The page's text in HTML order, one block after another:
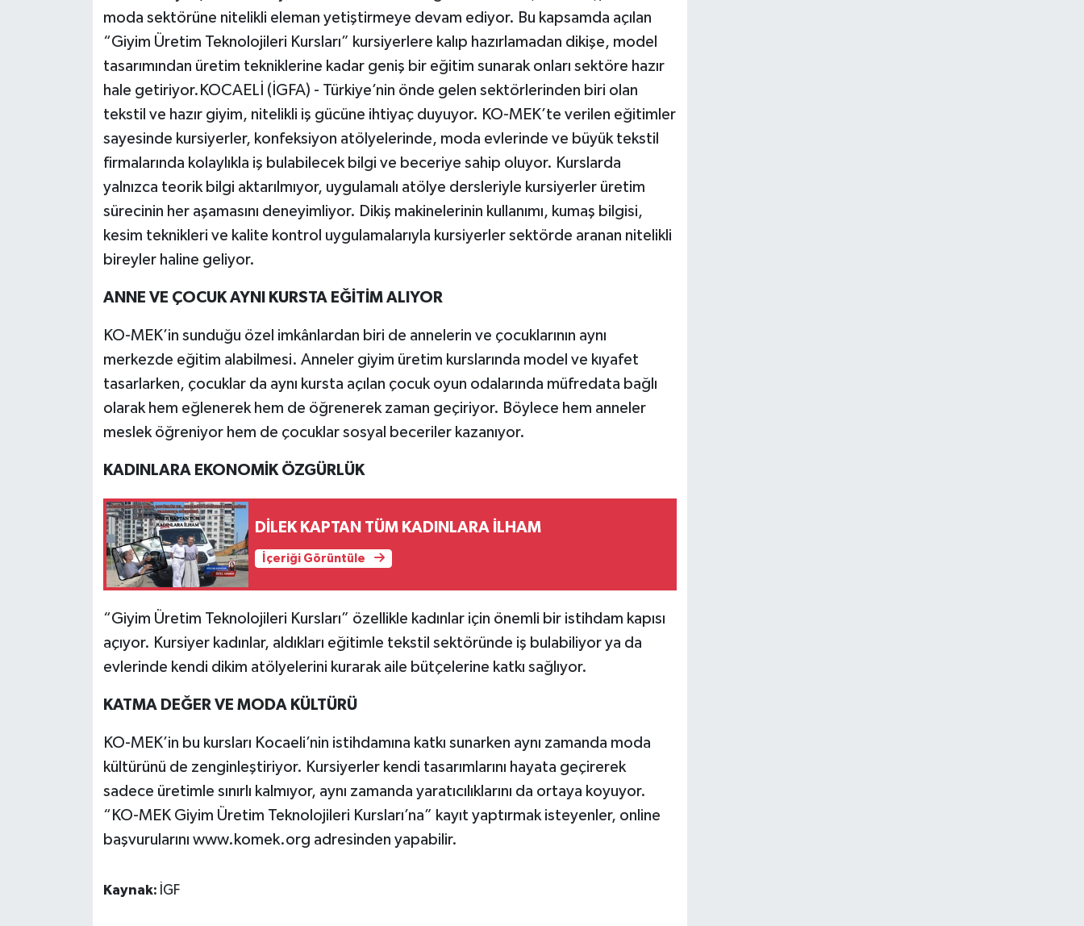
moda sektörüne nitelikli eleman yetiştirmeye devam ediyor. Bu kapsamda açılan
“Giyim Üretim Teknolojileri Kursları” kursiyerlere kalıp hazırlamadan dikişe, model
tasarımından üretim tekniklerine kadar geniş bir eğitim sunarak onları sektöre hazır
hale getiriyor.KOCAELİ (İGFA) - Türkiye’nin önde gelen sektörlerinden biri olan
tekstil ve hazır giyim, nitelikli iş gücüne ihtiyaç duyuyor. KO-MEK’te verilen eğitimler
sayesinde kursiyerler, konfeksiyon atölyelerinde, moda evlerinde ve büyük tekstil
firmalarında kolaylıkla iş bulabilecek bilgi ve beceriye sahip oluyor. Kurslarda
yalnızca teorik bilgi aktarılmıyor, uygulamalı atölye dersleriyle kursiyerler üretim
sürecinin her aşamasını deneyimliyor. Dikiş makinelerinin kullanımı, kumaş bilgisi,
kesim teknikleri ve kalite kontrol uygulamalarıyla kursiyerler sektörde aranan nitelikli
bireyler haline geliyor.
ANNE VE ÇOCUK AYNI KURSTA EĞİTİM ALIYOR
KO-MEK’in sunduğu özel imkânlardan biri de annelerin ve çocuklarının aynı
merkezde eğitim alabilmesi. Anneler giyim üretim kurslarında model ve kıyafet
tasarlarken, çocuklar da aynı kursta açılan çocuk oyun odalarında müfredata bağlı
olarak hem eğlenerek hem de öğrenerek zaman geçiriyor. Böylece hem anneler
meslek öğreniyor hem de çocuklar sosyal beceriler kazanıyor.
KADINLARA EKONOMİK ÖZGÜRLÜK
DİLEK KAPTAN TÜM KADINLARA İLHAM
İçeriği Görüntüle
“Giyim Üretim Teknolojileri Kursları” özellikle kadınlar için önemli bir istihdam kapısı
açıyor. Kursiyer kadınlar, aldıkları eğitimle tekstil sektöründe iş bulabiliyor ya da
evlerinde kendi dikim atölyelerini kurarak aile bütçelerine katkı sağlıyor.
KATMA DEĞER VE MODA KÜLTÜRÜ
KO-MEK’in bu kursları Kocaeli’nin istihdamına katkı sunarken aynı zamanda moda
kültürünü de zenginleştiriyor. Kursiyerler kendi tasarımlarını hayata geçirerek
sadece üretimle sınırlı kalmıyor, aynı zamanda yaratıcılıklarını da ortaya koyuyor.
“KO-MEK Giyim Üretim Teknolojileri Kursları’na” kayıt yaptırmak isteyenler, online
başvurularını www.komek.org adresinden yapabilir.
Kaynak: İGF